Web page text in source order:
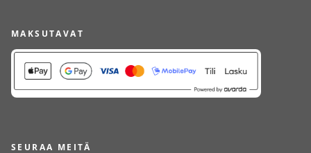
MAKSUTAVAT
SEURAA MEITÄ